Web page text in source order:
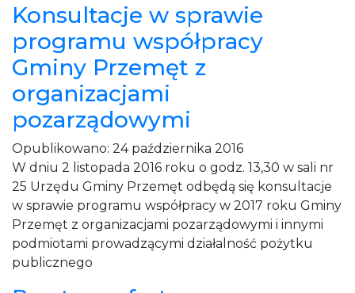
Konsultacje w sprawie
programu współpracy
Gminy Przemęt z
organizacjami
pozarządowymi
Opublikowano: 24 października 2016
W dniu 2 listopada 2016 roku o godz. 13,30 w sali nr
25 Urzędu Gminy Przemęt odbędą się konsultacje
w sprawie programu współpracy w 2017 roku Gminy
Przemęt z organizacjami pozarządowymi i innymi
podmiotami prowadzącymi działalność pożytku
publicznego